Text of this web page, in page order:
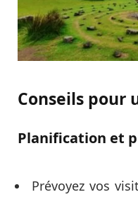
Conseils pour
Planification et
Prévoyez vos